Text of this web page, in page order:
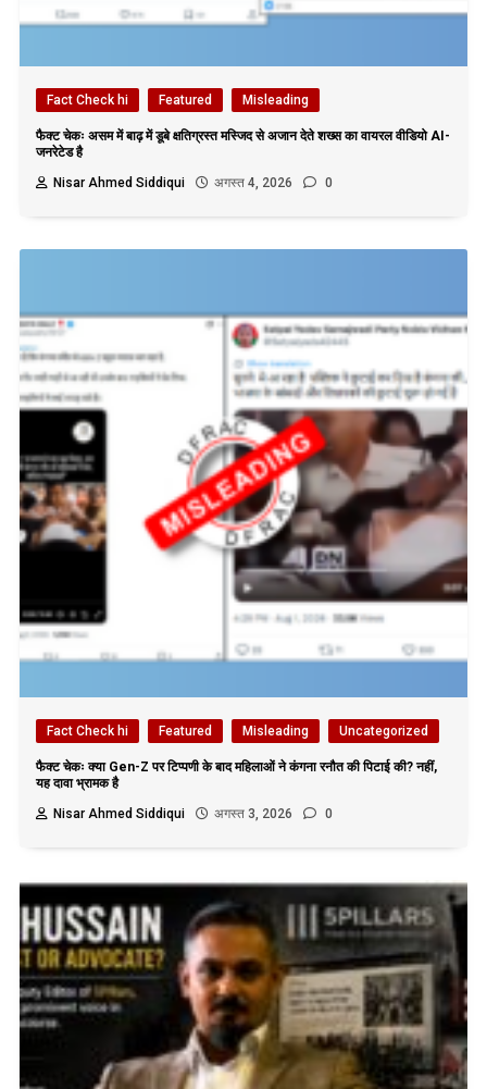
Fact Check hi Featured Misleading
फैक्ट चेकः असम में बाढ़ में डूबे क्षतिग्रस्त मस्जिद से अजान देते शख्स का वायरल वीडियो AI-
जनरेटेड है
Nisar Ahmed Siddiqui
अगस्त 4, 2026 0
Fact Check hi Featured Misleading Uncategorized
फैक्ट चेकः क्या Gen-Z पर टिप्पणी के बाद महिलाओं ने कंगना रनौत की पिटाई की? नहीं,
यह दावा भ्रामक है
Nisar Ahmed Siddiqui
अगस्त 3, 2026 0